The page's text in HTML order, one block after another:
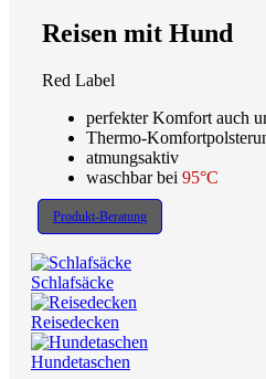
Reisen mit Hund
Red Label
perfekter Komfort auch
Thermo-
atmungsaktiv
waschbar bei 95°C
Produkt-Beratung
Schlafsäcke
Reisedecken
Hundetaschen